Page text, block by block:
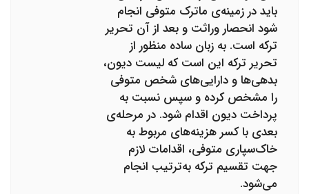
باید در زمینه‌ی ماترک متوفی انجام
شود انحصار وراثت و بعد از آن تحریر
ترکه است. به زبان ساده منظور از
تحریر ترکه این است که لیست دیون،
بدهی‌ها و دارایی‌های شخص متوفی
را مشخص کرده و سپس نسبت به
پرداخت دیون اقدام شود. در مرحله‌ی
بعدی با کسر هزینه‌های مربوط به
خاک‌سپاری متوفی، اقدامات لازم
جهت تقسیم ترکه به‌ترتیب انجام
می‌شود.